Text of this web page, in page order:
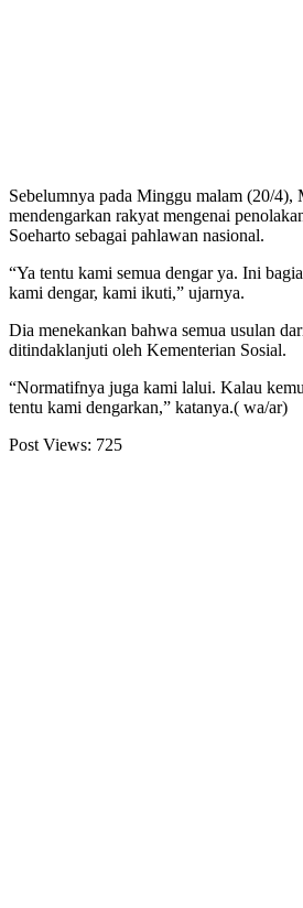
Sebelumnya pada Minggu malam (20/4),
mendengarkan rakyat mengenai
Soeharto sebagai pahlawan nasional.
“Ya tentu kami semua dengar ya. Ini
kami dengar, kami ikuti,” ujarnya.
Dia menekankan bahwa semua usulan
ditindaklanjuti oleh Kementerian Sosial.
“Normatifnya juga kami lalui. Kalau
tentu kami dengarkan,” katanya.( wa/ar)
Post Views: 725